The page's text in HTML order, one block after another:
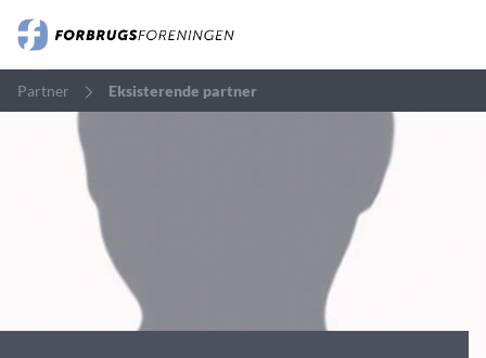
Partner Eksisterende partner